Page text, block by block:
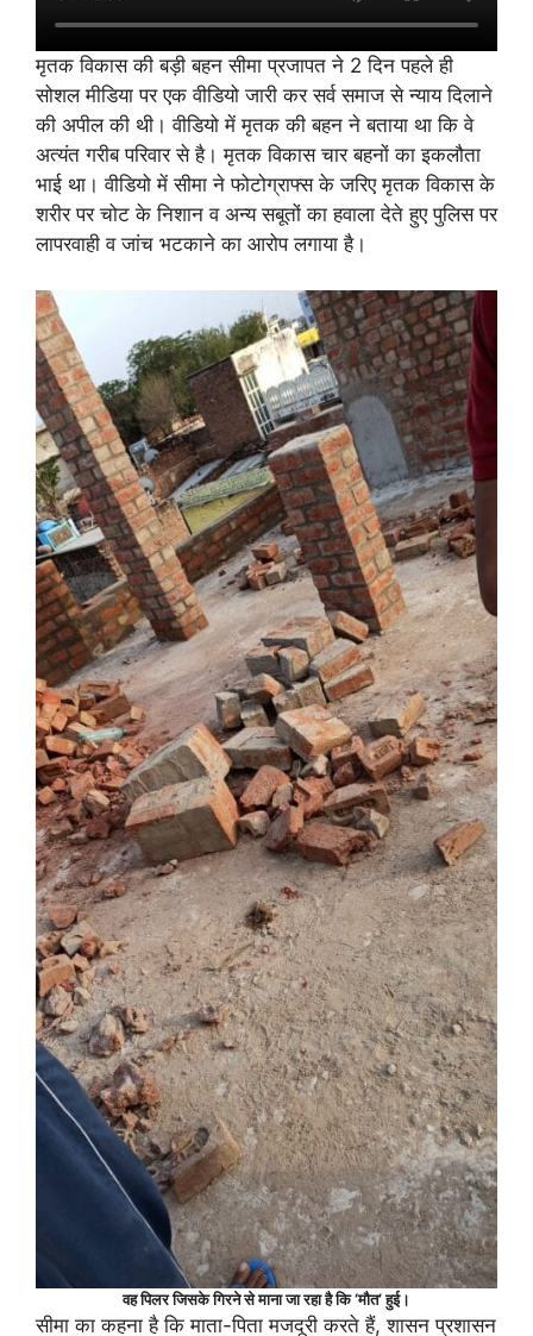
मृतक विकास की बड़ी बहन सीमा प्रजापत ने 2 दिन पहले ही
सोशल मीडिया पर एक वीडियो जारी कर सर्व समाज से न्याय दिलाने
की अपील की थी। वीडियो में मृतक की बहन ने बताया था कि वे
अत्यंत गरीब परिवार से है। मृतक विकास चार बहनों का इकलौता
भाई था। वीडियो में सीमा ने फोटोग्राफ्स के जरिए मृतक विकास के
शरीर पर चोट के निशान व अन्य सबूतों का हवाला देते हुए पुलिस पर
लापरवाही व जांच भटकाने का आरोप लगाया है।
वह पिलर जिसके गिरने से माना जा रहा है कि ‘मौत’ हुई।
सीमा का कहना है कि माता-पिता मजदूरी करते हैं, शासन प्रशासन